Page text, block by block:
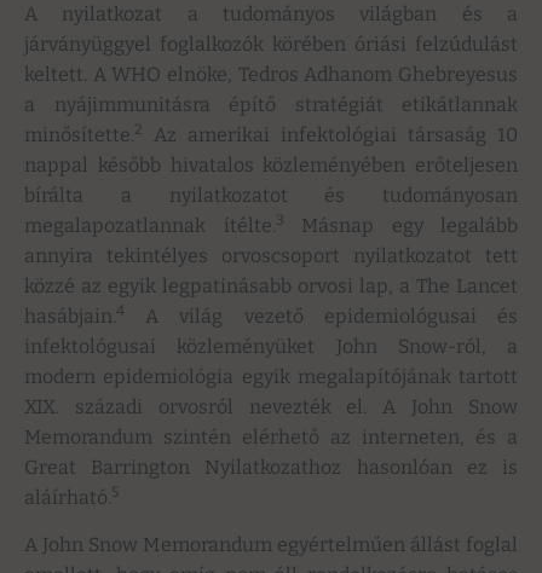
A nyilatkozat a tudományos világban és a
járványüggyel foglalkozók körében óriási felzúdulást
keltett. A WHO elnöke, Tedros Adhanom Ghebreyesus
a nyájimmunitásra építő stratégiát etikátlannak
minősítette. 2
Az amerikai infektológiai társaság 10
nappal később hivatalos közleményében erőteljesen
bírálta a nyilatkozatot és tudományosan
megalapozatlannak ítélte. 3
Másnap egy legalább
annyira tekintélyes orvoscsoport nyilatkozatot tett
közzé az egyik legpatinásabb orvosi lap, a The Lancet
hasábjain. 4
A világ vezető epidemiológusai és
infektológusai közleményüket John Snow-ról, a
modern epidemiológia egyik megalapítójának tartott
XIX. századi orvosról nevezték el. A John Snow
Memorandum szintén elérhető az interneten, és a
Great Barrington Nyilatkozathoz hasonlóan ez is
aláírható. 5
A John Snow Memorandum egyértelműen állást foglal